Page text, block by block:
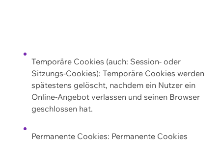
Temporäre Cookies (auch: Session- oder
Sitzungs-Cookies): Temporäre Cookies werden
spätestens gelöscht, nachdem ein Nutzer ein
Online-Angebot verlassen und seinen Browser
geschlossen hat.
Permanente Cookies: Permanente Cookies